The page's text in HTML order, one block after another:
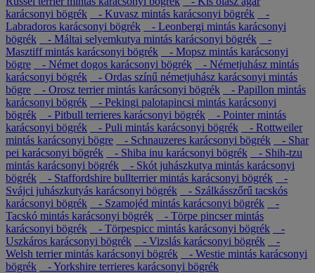
karácsonyi bögrék
- Kuvasz mintás karácsonyi bögrék
-
Labradoros karácsonyi bögrék
- Leonbergi mintás karácsonyi
bögrék
- Máltai selyemkutya mintás karácsonyi bögrék
-
Masztiff mintás karácsonyi bögrék
- Mopsz mintás karácsonyi
bögre
- Német dogos karácsonyi bögrék
- Németjuhász mintás
karácsonyi bögrék
- Ordas színű németjuhász karácsonyi mintás
bögre
- Orosz terrier mintás karácsonyi bögrék
- Papillon mintás
karácsonyi bögrék
- Pekingi palotapincsi mintás karácsonyi
bögrék
- Pitbull terrieres karácsonyi bögrék
- Pointer mintás
karácsonyi bögrék
- Puli mintás karácsonyi bögrék
- Rottweiler
mintás karácsonyi bögre
- Schnauzeres karácsonyi bögrék
- Shar
pei karácsonyi bögrék
- Shiba inu karácsonyi bögrék
- Shih-tzu
mintás karácsonyi bögrék
- Skót juhászkutya mintás karácsonyi
bögrék
- Staffordshire bullterrier mintás karácsonyi bögrék
-
Svájci juhászkutyás karácsonyi bögrék
- Szálkásszőrű tacskós
karácsonyi bögrék
- Szamojéd mintás karácsonyi bögrék
-
Tacskó mintás karácsonyi bögrék
- Törpe pincser mintás
karácsonyi bögrék
- Törpespicc mintás karácsonyi bögrék
-
Uszkáros karácsonyi bögrék
- Vizslás karácsonyi bögrék
-
Welsh terrier mintás karácsonyi bögrék
- Westie mintás karácsonyi
bögrék
- Yorkshire terrieres karácsonyi bögrék